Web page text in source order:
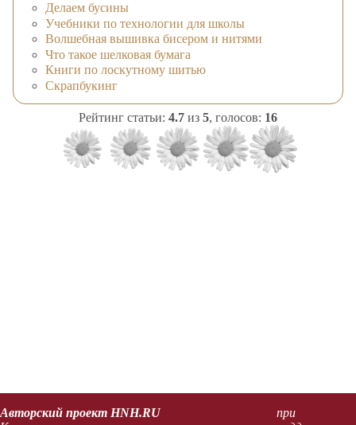
Делаем бусины
Учебники по технологии для школы
Волшебная вышивка бисером и нитями
Что такое шелковая бумага
Книги по лоскутному шитью
Скрапбукинг
Рейтинг статьи: 4.7 из 5, голосов: 16
Авторский проект HNH.RU
при